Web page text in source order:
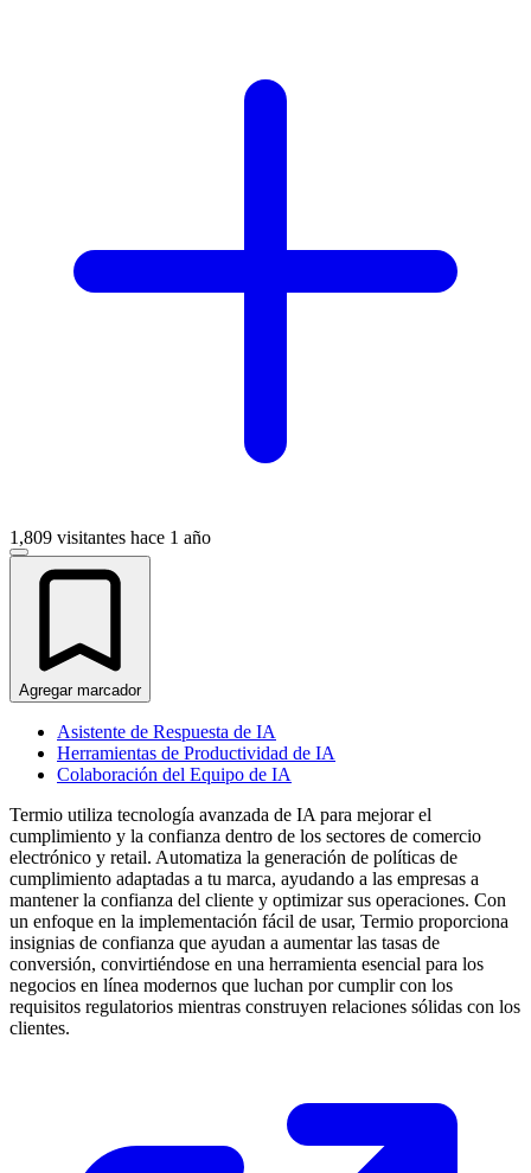
1,809 visitantes hace 1 año
Agregar marcador
Asistente de Respuesta de IA
Herramientas de Productividad de IA
Colaboración del Equipo de IA
Termio utiliza tecnología avanzada de IA para mejorar el
cumplimiento y la confianza dentro de los sectores de comercio
electrónico y retail. Automatiza la generación de políticas de
cumplimiento adaptadas a tu marca, ayudando a las empresas a
mantener la confianza del cliente y optimizar sus operaciones. Con
un enfoque en la implementación fácil de usar, Termio proporciona
insignias de confianza que ayudan a aumentar las tasas de
conversión, convirtiéndose en una herramienta esencial para los
negocios en línea modernos que luchan por cumplir con los
requisitos regulatorios mientras construyen relaciones sólidas con los
clientes.